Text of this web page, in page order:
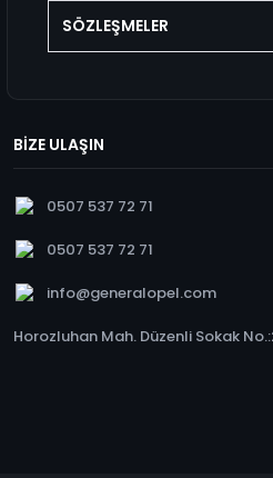
SÖZLEŞMELER
BİZE ULAŞIN
0507 537 72 71
0507 537 72 71
info@generalopel.com
Horozluhan Mah. Düzenli Sokak